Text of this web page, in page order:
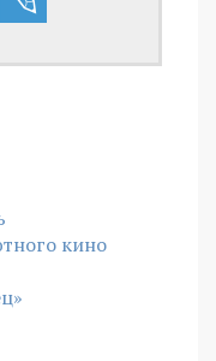
кино